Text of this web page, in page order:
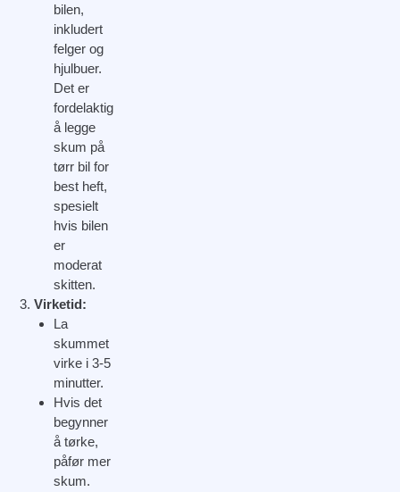
bilen,
inkludert
felger og
hjulbuer.
Det er
fordelaktig
å legge
skum på
tørr bil for
best heft,
spesielt
hvis bilen
er
moderat
skitten.
Virketid:
La
skummet
virke i 3-5
minutter.
Hvis det
begynner
å tørke,
påfør mer
skum.